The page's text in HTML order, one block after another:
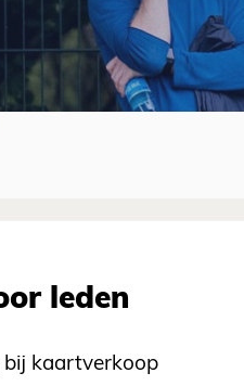
leden
bij kaartverkoop